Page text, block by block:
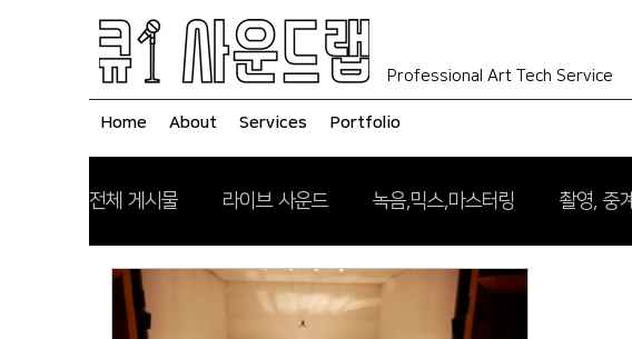
Professional Art Tech Service
Home About Services Portfolio
전체 게시물 라이브 사운드 녹음,믹스,마스터링 촬영, 중계